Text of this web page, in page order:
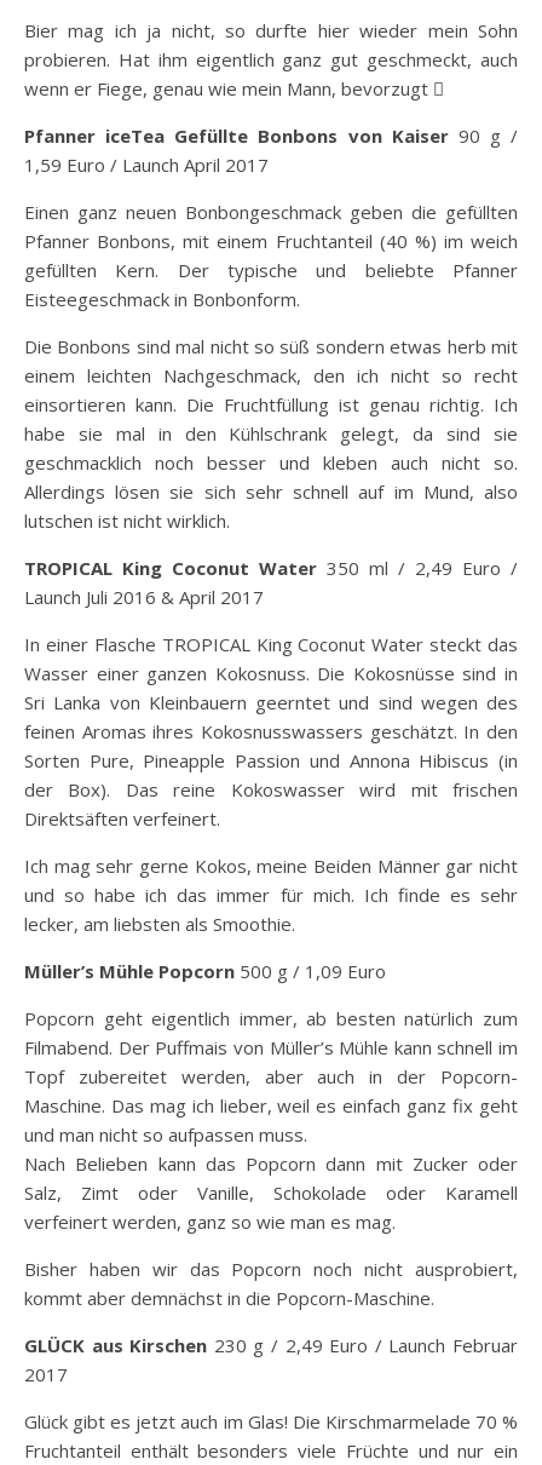
Bier mag ich ja nicht, so durfte hier wieder mein Sohn
probieren. Hat ihm eigentlich ganz gut geschmeckt, auch
wenn er Fiege, genau wie mein Mann, bevorzugt 
Pfanner iceTea Gefüllte Bonbons von Kaiser90 g /
1,59 Euro / Launch April 2017
Einen ganz neuen Bonbongeschmack geben die gefüllten
Pfanner Bonbons, mit einem Fruchtanteil (40 %) im weich
gefüllten Kern. Der typische und beliebte Pfanner
Eisteegeschmack in Bonbonform.
Die Bonbons sind mal nicht so süß sondern etwas herb mit
einem leichten Nachgeschmack, den ich nicht so recht
einsortieren kann. Die Fruchtfüllung ist genau richtig. Ich
habe sie mal in den Kühlschrank gelegt, da sind sie
geschmacklich noch besser und kleben auch nicht so.
Allerdings lösen sie sich sehr schnell auf im Mund, also
lutschen ist nicht wirklich.
TROPICAL King Coconut Water 350 ml / 2,49 Euro /
Launch Juli 2016 & April 2017
In einer Flasche TROPICAL King Coconut Water steckt das
Wasser einer ganzen Kokosnuss. Die Kokosnüsse sind in
Sri Lanka von Kleinbauern geerntet und sind wegen des
feinen Aromas ihres Kokosnusswassers geschätzt. In den
Sorten Pure, Pineapple Passion und Annona Hibiscus (in
der Box). Das reine Kokoswasser wird mit frischen
Direktsäften verfeinert.
Ich mag sehr gerne Kokos, meine Beiden Männer gar nicht
und so habe ich das immer für mich. Ich finde es sehr
lecker, am liebsten als Smoothie.
Müller’s Mühle Popcorn 500 g / 1,09 Euro
Popcorn geht eigentlich immer, ab besten natürlich zum
Filmabend. Der Puffmais von Müller’s Mühle kann schnell im
Topf zubereitet werden, aber auch in der Popcorn-
Maschine. Das mag ich lieber, weil es einfach ganz fix geht
und man nicht so aufpassen muss.
Nach Belieben kann das Popcorn dann mit Zucker oder
Salz, Zimt oder Vanille, Schokolade oder Karamell
verfeinert werden, ganz so wie man es mag.
Bisher haben wir das Popcorn noch nicht ausprobiert,
kommt aber demnächst in die Popcorn-Maschine.
GLÜCK aus Kirschen 230 g / 2,49 Euro / Launch Februar
2017
Glück gibt es jetzt auch im Glas! Die Kirschmarmelade 70 %
Fruchtanteil enthält besonders viele Früchte und nur ein